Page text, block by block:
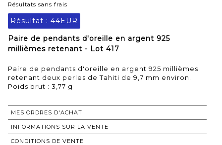
Résultats sans frais
Résultat : 44EUR
Paire de pendants d'oreille en argent 925
millièmes retenant - Lot 417
Paire de pendants d'oreille en argent 925 millièmes
retenant deux perles de Tahiti de 9,7 mm environ.
Poids brut : 3,77 g
MES ORDRES D'ACHAT
INFORMATIONS SUR LA VENTE
CONDITIONS DE VENTE